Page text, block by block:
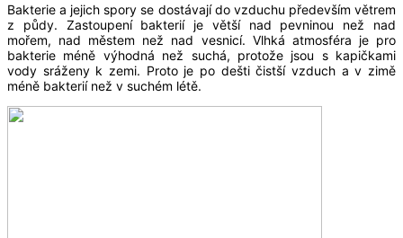
Bakterie a jejich spory se dostávají do vzduchu především větrem
z půdy. Zastoupení bakterií je větší nad pevninou než nad
mořem, nad městem než nad vesnicí. Vlhká atmosféra je pro
bakterie méně výhodná než suchá, protože jsou s kapičkami
vody sráženy k zemi. Proto je po dešti čistší vzduch a v zimě
méně bakterií než v suchém létě.